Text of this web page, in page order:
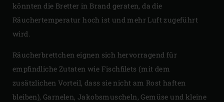
könnten die Bretter in Brand geraten, da die
Räuchertemperatur hoch ist und mehr Luft zugeführt
wird.
Räucherbrettchen eignen sich hervorragend für
empfindliche Zutaten wie Fischfilets (mit dem
zusätzlichen Vorteil, dass sie nicht am Rost haften
bleiben), Garnelen, Jakobsmuscheln, Gemüse und kleine